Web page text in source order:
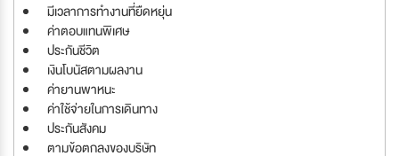
มีเวลาการทำงานที่ยืดหยุ่น
ค่าตอบแทนพิเศษ
ประกันชีวิต
เงินโบนัสตามผลงาน
ค่ายานพาหนะ
ค่าใช้จ่ายในการเดินทาง
ประกันสังคม
ตามข้อตกลงของบริษัท